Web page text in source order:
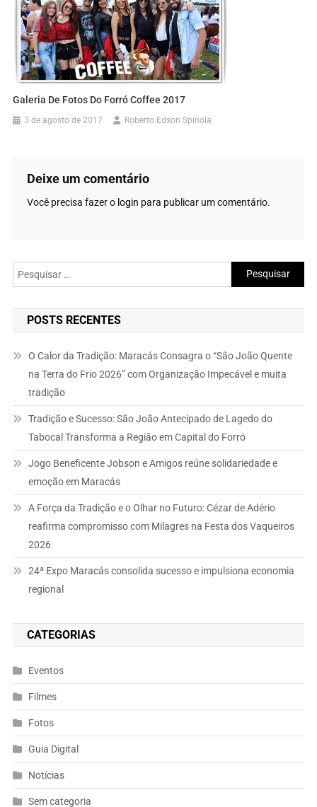
Galeria De Fotos Do Forró Coffee 2017
3 de agosto de 2017 Roberto Edson Spínola
Deixe um comentário
Você precisa fazer o login para publicar um comentário.
Pesquisar
por:
POSTS RECENTES
O Calor da Tradição: Maracás Consagra o “São João Quente
na Terra do Frio 2026” com Organização Impecável e muita
tradição
Tradição e Sucesso: São João Antecipado de Lagedo do
Tabocal Transforma a Região em Capital do Forró
Jogo Beneficente Jobson e Amigos reúne solidariedade e
emoção em Maracás
A Força da Tradição e o Olhar no Futuro: Cézar de Adério
reafirma compromisso com Milagres na Festa dos Vaqueiros
2026
24ª Expo Maracás consolida sucesso e impulsiona economia
regional
CATEGORIAS
Eventos
Filmes
Fotos
Guia Digital
Notícias
Sem categoria